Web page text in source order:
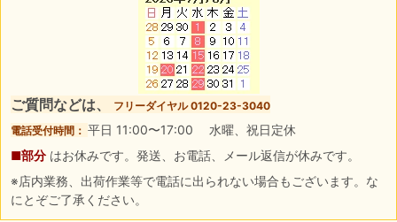
ご質問などは、
フリーダイヤル 0120-23-3040
電話受付時間： 平日 11:00〜17:00 水曜、祝日定休
■部分 はお休みです。発送、お電話、メール返信が休みです。
※店内業務、出荷作業等で電話に出られない場合もございます。な
にとぞご了承ください。